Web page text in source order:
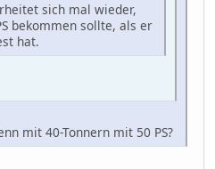
sich mal wieder,
bekommen sollte, als er
hat.
mit 40-Tonnern mit 50 PS?